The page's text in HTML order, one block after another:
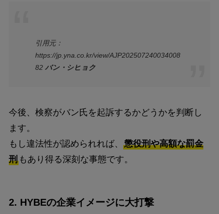
引用元：
https://jp.yna.co.kr/view/AJP202507240034008
82 バン・シヒョク
今後、検察がバン氏を起訴するかどうかを判断し
ます。
もし違法性が認められれば、 懲役刑や高額な罰金
刑もあり得る深刻な事態です。
2. HYBEの企業イメージに大打撃